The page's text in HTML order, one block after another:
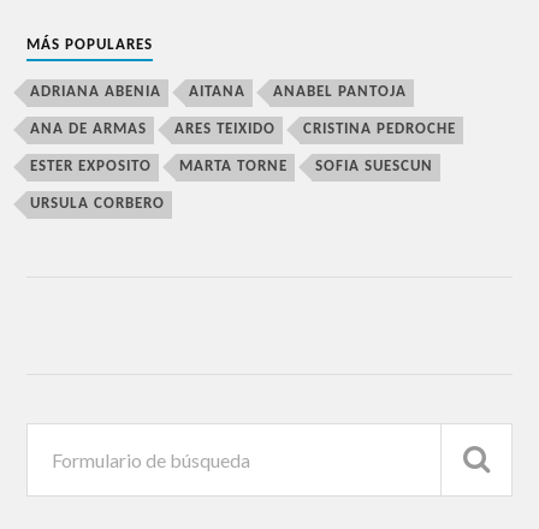
MÁS POPULARES
ADRIANA ABENIA AITANA ANABEL PANTOJA
ANA DE ARMAS ARES TEIXIDO CRISTINA PEDROCHE
ESTER EXPOSITO MARTA TORNE SOFIA SUESCUN
URSULA CORBERO